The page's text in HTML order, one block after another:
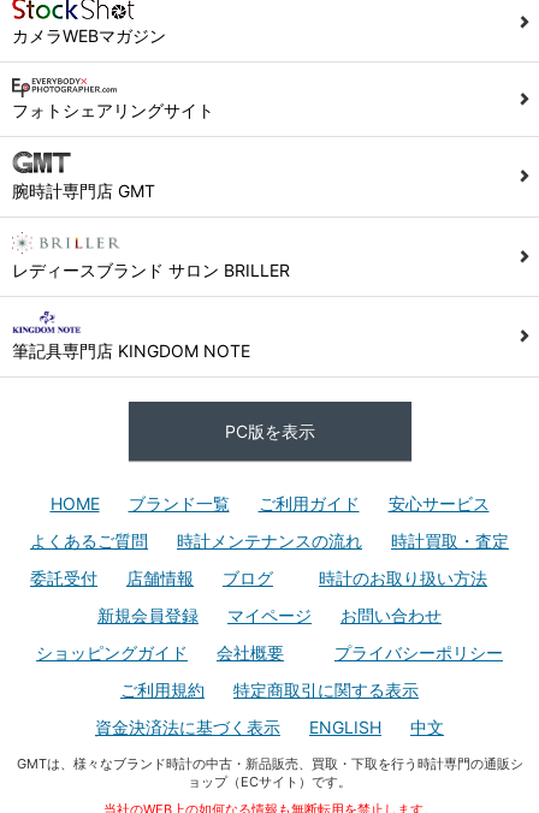
カメラWEBマガジン
フォトシェアリングサイト
腕時計専門店 GMT
レディースブランド サロン BRILLER
筆記具専門店 KINGDOM NOTE
PC版を表示
HOME ブランド一覧 ご利用ガイド
安心サービス
よくあるご質問
時計メンテナンスの流れ
時計買取・査定
委託受付
店舗情報 ブログ
時計のお取り扱い方法
新規会員登録
マイページ
お問い合わせ
ショッピングガイド
会社概要
プライバシーポリシー
ご利用規約
特定商取引に関する表示
資金決済法に基づく表示
ENGLISH 中文
GMTは、様々なブランド時計の中古・新品販売、買取・下取を行う時計専門の通販シ
ョップ（ECサイト）です。
当社のWEB上の如何なる情報も無断転用を禁止します。